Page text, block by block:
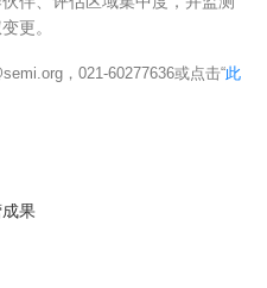
更。
， 021-60277636或点击“此
果